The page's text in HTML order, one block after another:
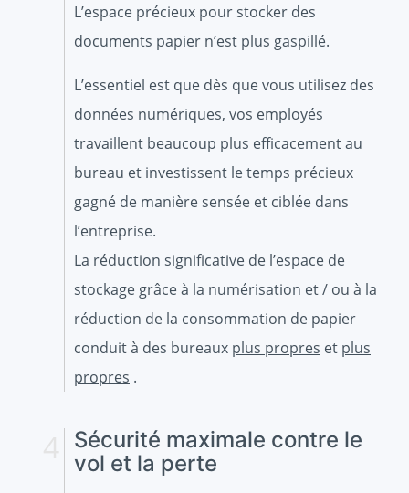
L’espace précieux pour stocker des
documents papier n’est plus gaspillé.
L’essentiel est que dès que vous utilisez des
données numériques, vos employés
travaillent beaucoup plus efficacement au
bureau et investissent le temps précieux
gagné de manière sensée et ciblée dans
l’entreprise.
La réduction significative de l’espace de
stockage grâce à la numérisation et / ou à la
réduction de la consommation de papier
conduit à des bureaux plus propres et plus
propres .
Sécurité maximale contre le
vol et la perte